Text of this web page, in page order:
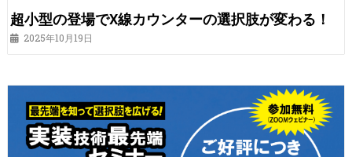
超小型の登場でX線カウンターの選択肢が変わる！
2025年10月19日